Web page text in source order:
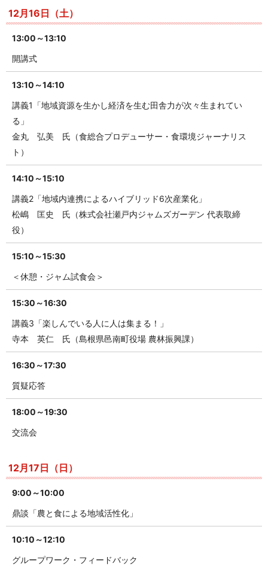
12月16日（土）
13:00～13:10
開講式
13:10～14:10
講義1「地域資源を生かし経済を生む田舎力が次々生まれてい
る」
金丸 弘美 氏（食総合プロデューサー・食環境ジャーナリス
ト）
14:10～15:10
講義2「地域内連携によるハイブリッド6次産業化」
松嶋 匡史 氏（株式会社瀬戸内ジャムズガーデン 代表取締
役）
15:10～15:30
＜休憩・ジャム試食会＞
15:30～16:30
講義3「楽しんでいる人に人は集まる！」
寺本 英仁 氏（島根県邑南町役場 農林振興課）
16:30～17:30
質疑応答
18:00～19:30
交流会
12月17日（日）
9:00～10:00
鼎談「農と食による地域活性化」
10:10～12:10
グループワーク・フィードバック